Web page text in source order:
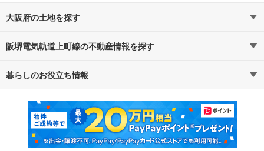
大阪府の土地を探す
路線・駅から探す 地域から探す
通勤・通学時間から探す
阪堺電気軌道上町線の不動産情報を探す
不動産・住宅
新築マンション 中古マンション
新築一戸建て 中古一戸建て
暮らしのお役立ち情報
マンションカタログ 教えて！住まいの先生